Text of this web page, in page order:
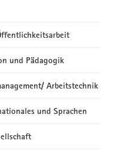
und Pädagogik
Arbeitstechnik
und Sprachen